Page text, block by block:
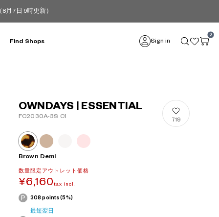
月7日 9時更新）
Find Shops Sign in
0
OWNDAYS | ESSENTIAL
FC2030A-3S C1
719
Brown Demi
数量限定アウトレット価格
¥6,160 tax incl.
308 points (5%)
最短翌日